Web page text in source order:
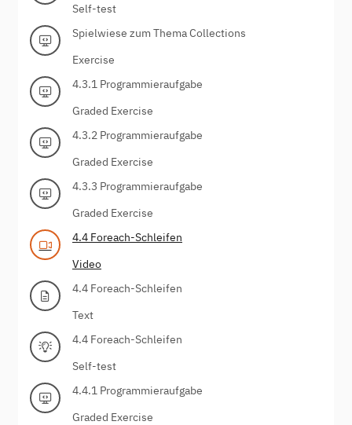
Self-test
Spielwiese zum Thema Collections
Exercise
4.3.1 Programmieraufgabe
Graded Exercise
4.3.2 Programmieraufgabe
Graded Exercise
4.3.3 Programmieraufgabe
Graded Exercise
4.4 Foreach-Schleifen
Video
4.4 Foreach-Schleifen
Text
4.4 Foreach-Schleifen
Self-test
4.4.1 Programmieraufgabe
Graded Exercise